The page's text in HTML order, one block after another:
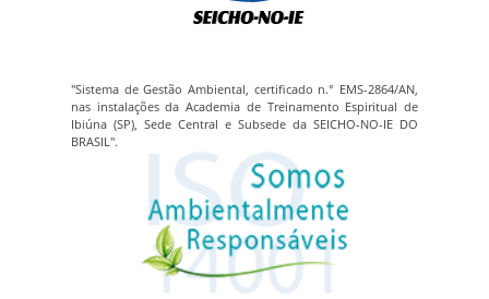
"Sistema de Gestão Ambiental, certificado n.° EMS-2864/AN,
nas instalações da Academia de Treinamento Espiritual de
Ibiúna (SP), Sede Central e Subsede da SEICHO-NO-IE DO
BRASIL".